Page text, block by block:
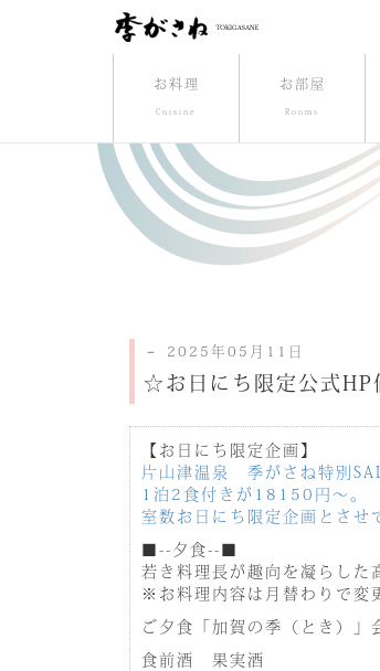
お料理
Cuisine
お部屋
Rooms
－ 2025年05月11日
☆お日にち限定公式
【お日にち限定企画】
片山津温泉 季がさね特別
1泊2食付きが18150円～。
室数お日にち限定企画とさせ
■--夕食--■
若き料理長が趣向を凝らした
※お料理内容は月替わりで変
ご夕食「加賀の季（とき）」
食前酒 果実酒